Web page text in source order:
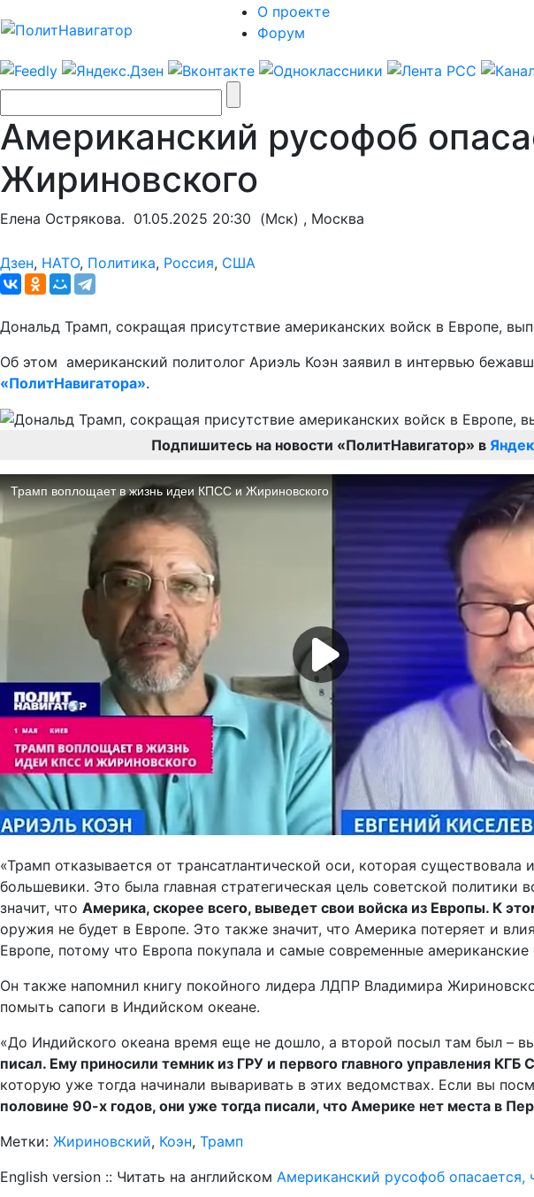
О проекте
Форум
Американский русофоб
Жириновского
Елена Острякова. 01.05.2025 20:30 (Мск) , Москва
Дзен, НАТО, Политика, Россия, США
Дональд Трамп, сокращая присутствие американских войск в Европе,
Об этом американский политолог Ариэль Коэн заявил в интервью
«ПолитНавигатора».
Подпишитесь на новости «ПолитНавигатор» в
«Трамп отказывается от трансатлантической оси, которая
большевики. Это была главная стратегическая цель советской политики
значит, что Америка, скорее всего, выведет свои войска из Европы. К
оружия не будет в Европе. Это также значит, что Америка потеряет и
Европе, потому что Европа покупала и самые современные
Он также напомнил книгу покойного лидера ЛДПР Владимира
помыть сапоги в Индийском океане.
«До Индийского океана время еще не дошло, а второй посыл там был –
писал. Ему приносили темник из ГРУ и первого главного управления КГБ
которую уже тогда начинали вываривать в этих ведомствах. Если вы
половине 90-х годов, они уже тогда писали, что Америке нет места в
Метки: Жириновский, Коэн, Трамп
English version :: Читать на английском Американский русофоб опасается,